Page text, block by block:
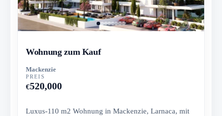
Wohnung zum Kauf
Mackenzie
PREIS
€520,000
Luxus-110 m2 Wohnung in Mackenzie, Larnaca, mit